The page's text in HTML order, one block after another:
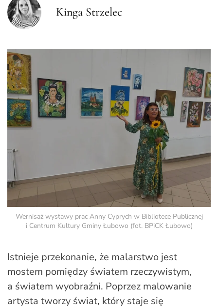
Kinga Strzelec
Wernisaż wystawy prac Anny Cyprych w Bibliotece Publicznej
i Centrum Kultury Gminy Łubowo (fot. BPiCK Łubowo)
Istnieje przekonanie, że malarstwo jest
mostem pomiędzy światem rzeczywistym,
a światem wyobraźni. Poprzez malowanie
artysta tworzy świat, który staje się